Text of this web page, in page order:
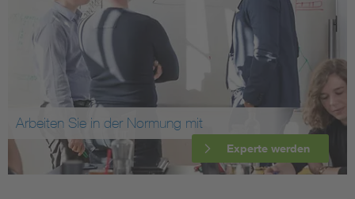
Arbeiten Sie in der Normung mit
Experte werden